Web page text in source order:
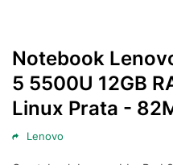
Notebook
5 5500U 12GB
Linux Prata -
Lenovo